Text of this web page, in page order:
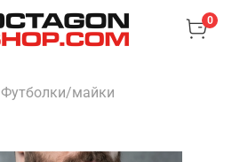
0
Футболки/майки